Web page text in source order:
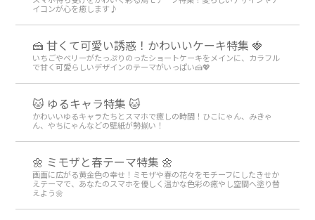
イコンが心を癒します♪
🍰 甘くて可愛い誘惑！かわいいケーキ特集 🍓
いちごやベリーがたっぷりのったショートケーキをメインに、カラフル
で甘く可愛らしいデザインのテーマがいっぱい🍰💖
🐱 ゆるキャラ特集 🐱
かわいいゆるキャラたちとスマホで癒しの時間！ひこにゃん、みきゃ
ん、やちにゃんなどの壁紙が勢揃い！
🌼 ミモザと春テーマ特集 🌼
画面に広がる黄金色の幸せ！ミモザや春の花々をモチーフにしたきせか
えテーマで、あなたのスマホを優しく温かな色彩の癒やし空間へ塗り替
えよう🌼